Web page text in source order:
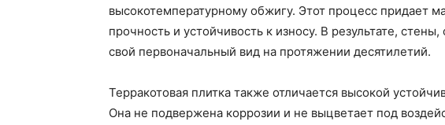
высокотемпературному обжигу. Этот процесс придает
прочность и устойчивость к износу. В результате,
свой первоначальный вид на протяжении десятилетий.
Терракотовая плитка также отличается высокой
Она не подвержена коррозии и не выцветает под